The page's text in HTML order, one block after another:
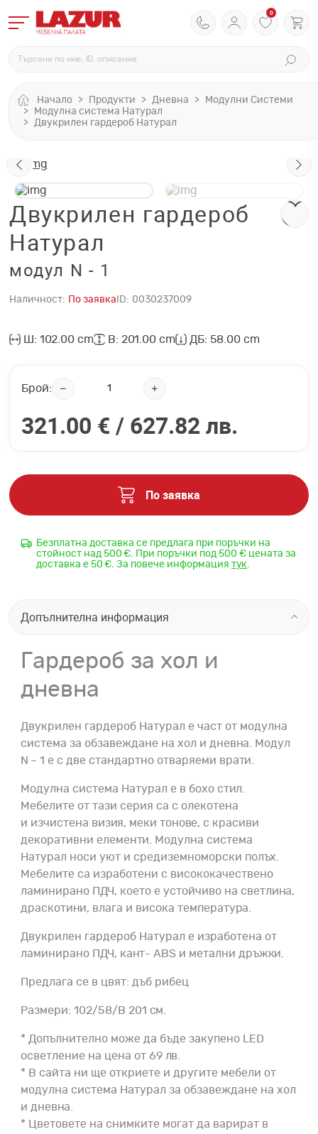
0
Начало Продукти Дневна
Модулни Системи
Модулна система Натурал
Двукрилен гардероб Натурал
Двукрилен гардероб
Натурал
модул N - 1
Наличност: По заявка ID: 0030237009
Ш: 102.00 cm В: 201.00 cm ДБ: 58.00 cm
Брой:
321.00 € / 627.82 лв.
По заявка
Безплатна доставка се предлага при поръчки на
стойност над 500 €. При поръчки под 500 € цената за
доставка е 50 €. За повече информация тук.
Допълнителна информация
Гардероб за хол и
дневна
Двукрилен гардероб Натурал е част от модулна
система за обзавеждане на хол и дневна. Mодул
N – 1 e с две стандартно отваряеми врати.
Модулна система Натурал е в бохо стил.
Мебелите от тази серия са с олекотена
и изчистена визия, меки тонове, с красиви
декоративни елементи. Модулна система
Натурал носи уют и средиземноморски полъх.
Мебелите са изработени с висококачествено
ламинирано ПДЧ, което е устойчиво на светлина,
драскотини, влага и висока температура.
Двукрилен гардероб Натурал е изработена от
ламинирано ПДЧ, кант- ABS и метални дръжки.
Предлага се в цвят: дъб рибец
Размери: 102/58/В 201 см.
* Допълнително може да бъде закупено LED
осветление на цена от 69 лв.
* В сайта ни ще откриете и другите мебели от
модулна система Натурал за обзавеждане на хол
и дневна.
* Цветовете на снимките могат да варират в